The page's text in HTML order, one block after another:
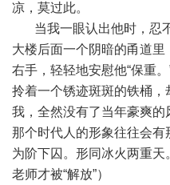
凉，莫过此。
当我一眼认出他时，忍
大楼后面一个阴暗的甬道
右手，轻轻地安慰他“保重
拎着一个锈迹斑斑的铁桶
我，全然没有了当年豪爽
那个时代人的形象往往会
为阶下囚。形同冰火两重
老师才被“解放”）